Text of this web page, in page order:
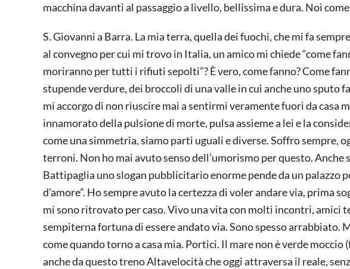
macchina davanti al passaggio a livello, bellissima e dura. Noi
S. Giovanni a Barra. La mia terra, quella dei fuochi, che mi fa
al convegno per cui mi trovo in Italia, un amico mi chiede “come
moriranno per tutti i rifiuti sepolti”? È vero, come fanno? Come
stupende verdure, dei broccoli di una valle in cui anche uno sputo
mi accorgo di non riuscire mai a sentirmi veramente fuori da casa
innamorato della pulsione di morte, pulsa assieme a lei e la
come una simmetria, siamo parti uguali e diverse. Soffro sempre,
terroni. Non ho mai avuto senso dell’umorismo per questo. Anche
Battipaglia uno slogan pubblicitario enorme pende da un palazzo
d’amore”. Ho sempre avuto la certezza di voler andare via, prima
mi sono ritrovato per caso. Vivo una vita con molti incontri, amici
sempiterna fortuna di essere andato via. Sono spesso arrabbiato.
come quando torno a casa mia. Portici. Il mare non è verde
anche da questo treno Altavelocità che oggi attraversa il reale,